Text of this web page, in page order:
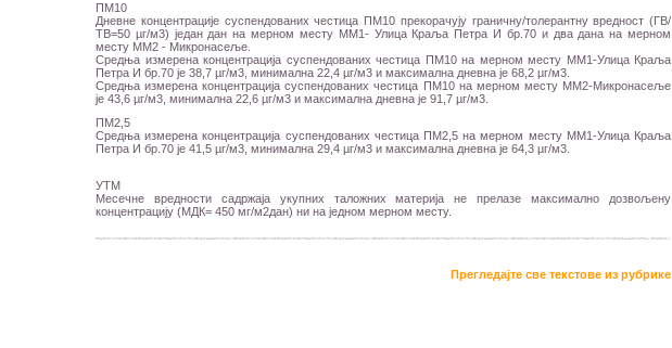
ПМ10
Дневне концентрације суспендованих честица ПМ10 прекорачују граничну/толерантну вредност (ГВ/
ТВ=50 µг/м3) један дан на мерном месту ММ1- Улица Краља Петра И бр.70 и два дана на мерном
месту ММ2 - Микронасеље.
Средња измерена концентрација суспендованих честица ПМ10 на мерном месту ММ1-Улица Краља
Петра И бр.70 је 38,7 µг/м3, минимална 22,4 µг/м3 и максимална дневна је 68,2 µг/м3.
Средња измерена концентрација суспендованих честица ПМ10 на мерном месту ММ2-Микронасеље
је 43,6 µг/м3, минимална 22,6 µг/м3 и максимална дневна је 91,7 µг/м3.
ПМ2,5
Средња измерена концентрација суспендованих честица ПМ2,5 на мерном месту ММ1-Улица Краља
Петра И бр.70 је 41,5 µг/м3, минимална 29,4 µг/м3 и максимална дневна је 64,3 µг/м3.
УТМ
Месечне вредности садржаја укупних таложних материја не прелазе максимално дозвољену
концентрацију (МДК= 450 мг/м2дан) ни на једном мерном месту.
Прегледајте све текстове из рубрике